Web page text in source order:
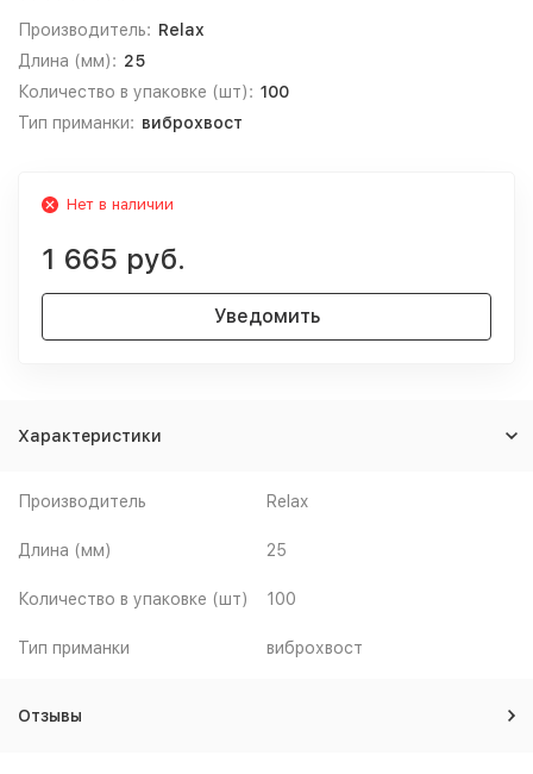
Производитель: Relax
Длина (мм): 25
Количество в упаковке (шт): 100
Тип приманки: виброхвост
Нет в наличии
1 665 руб.
Уведомить
Характеристики
Производитель Relax
Длина (мм) 25
Количество в упаковке (шт) 100
Тип приманки виброхвост
Отзывы